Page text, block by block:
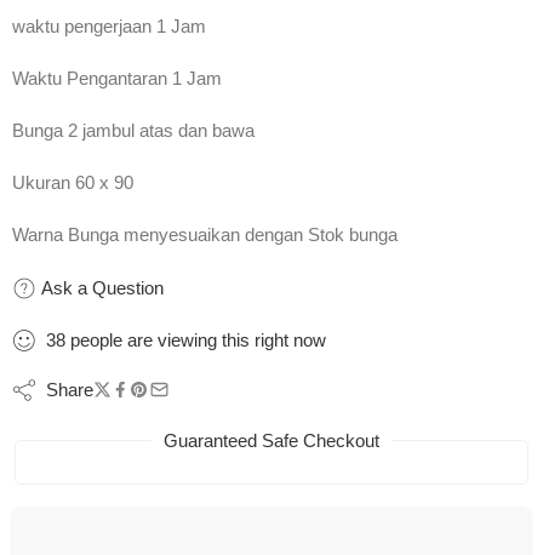
waktu pengerjaan 1 Jam
Waktu Pengantaran 1 Jam
Bunga 2 jambul atas dan bawa
Ukuran 60 x 90
Warna Bunga menyesuaikan dengan Stok bunga
Ask a Question
38 people are viewing this right now
Share
Guaranteed Safe Checkout